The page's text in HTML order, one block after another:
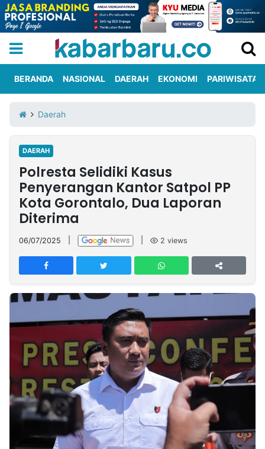
Iklan
Berita
Kami
Nasional
International
Olahraga
Entertainment
Daerah
Pariwisata
Kuliner
Kolom
Network
PT
TREETAN
MULTIMEDIA
INDONESIA
Partner
Insight
NTB
Suara
Time
Jogja
Jalan
Rakyat
Idealita
News
Notice
Dinamikapost.com
Radar
Baru
Seedbacklink
Follow
Kabarbaru
BERANDA NASIONAL DAERAH EKONOMI PARIWISATA
Daerah
DAERAH
Polresta Selidiki Kasus
Penyerangan Kantor Satpol PP
Kota Gorontalo, Dua Laporan
Diterima
06/07/2025 2 views